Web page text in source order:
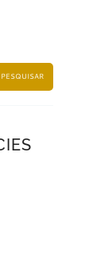
PESQUISAR